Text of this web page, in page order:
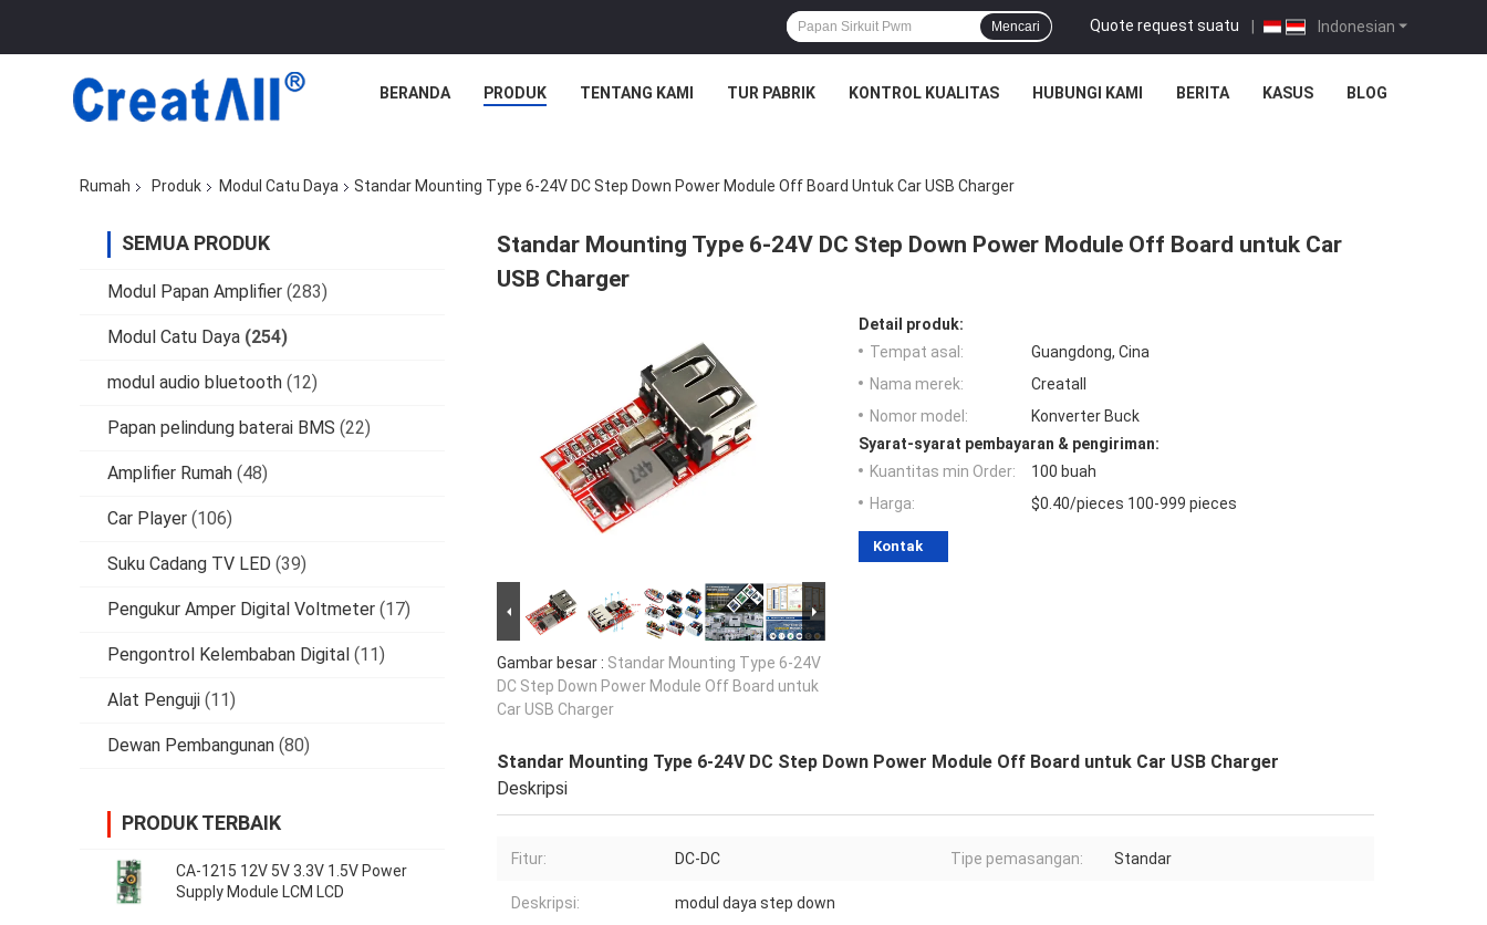
Indonesian
Quote request suatu |
Mencari
BERANDA PRODUK TENTANG KAMI TUR PABRIK KONTROL KUALITAS HUBUNGI KAMI BERITA KASUS BLOG
Rumah Produk Modul Catu Daya Standar Mounting Type 6-24V DC Step Down Power Module Off Board Untuk Car USB Charger
SEMUA PRODUK
Modul Papan Amplifier (283)
Modul Catu Daya (254)
modul audio bluetooth (12)
Papan pelindung baterai BMS (22)
Amplifier Rumah (48)
Car Player (106)
Suku Cadang TV LED (39)
Pengukur Amper Digital Voltmeter (17)
Pengontrol Kelembaban Digital (11)
Alat Penguji (11)
Dewan Pembangunan (80)
PRODUK TERBAIK
CA-1215 12V 5V 3.3V 1.5V Power
Supply Module LCM LCD
Standar Mounting Type 6-24V DC Step Down Power Module Off Board untuk Car
USB Charger
Gambar besar : Standar Mounting Type 6-24V
DC Step Down Power Module Off Board untuk
Car USB Charger
Detail produk:
Tempat asal:
Guangdong, Cina
Nama merek:
Creatall
Nomor model:
Konverter Buck
Syarat-syarat pembayaran & pengiriman:
Kuantitas min Order:
100 buah
Harga:
$0.40/pieces 100-999 pieces
Kontak
Standar Mounting Type 6-24V DC Step Down Power Module Off Board untuk Car USB Charger
Deskripsi
Fitur: DC-DC Tipe pemasangan: Standar
Deskripsi: modul daya step down